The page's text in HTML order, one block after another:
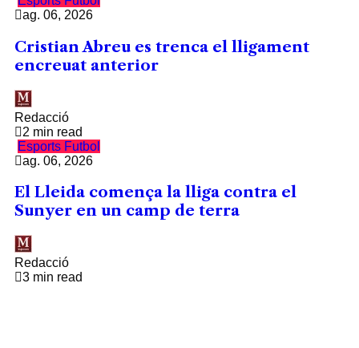
ag. 06, 2026
Cristian Abreu es trenca el lligament
encreuat anterior
Redacció
2 min read
Esports Futbol
ag. 06, 2026
El Lleida comença la lliga contra el
Sunyer en un camp de terra
Redacció
3 min read